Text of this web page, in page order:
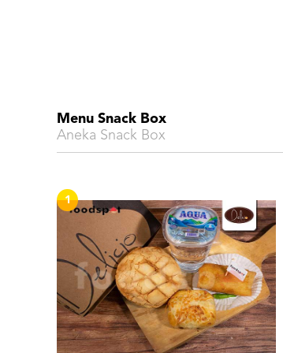
Menu Snack Box
Aneka Snack Box
1